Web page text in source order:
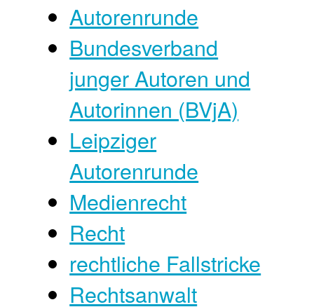
Autorenrunde
Bundesverband
junger Autoren und
Autorinnen (BVjA)
Leipziger
Autorenrunde
Medienrecht
Recht
rechtliche Fallstricke
Rechtsanwalt